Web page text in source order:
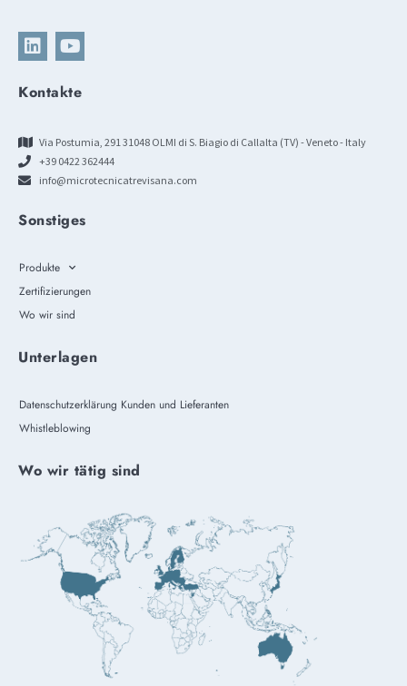
Kontakte
Via Postumia, 291 31048 OLMI di S. Biagio di Callalta (TV) - Veneto - Italy
+39 0422 362444
info@microtecnicatrevisana.com
Sonstiges
Produkte
Zertifizierungen
Wo wir sind
Unterlagen
Datenschutzerklärung Kunden und Lieferanten
Whistleblowing
Wo wir tätig sind